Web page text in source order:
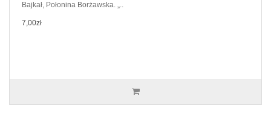
Bajkał, Połonina Borżawska. „..
7,00zł